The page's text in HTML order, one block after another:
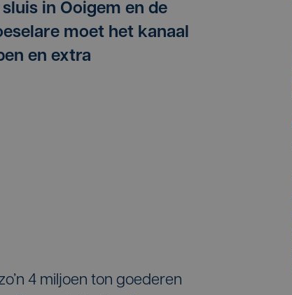
in Ooigem en de
moet het kanaal
en extra
4 miljoen ton goederen